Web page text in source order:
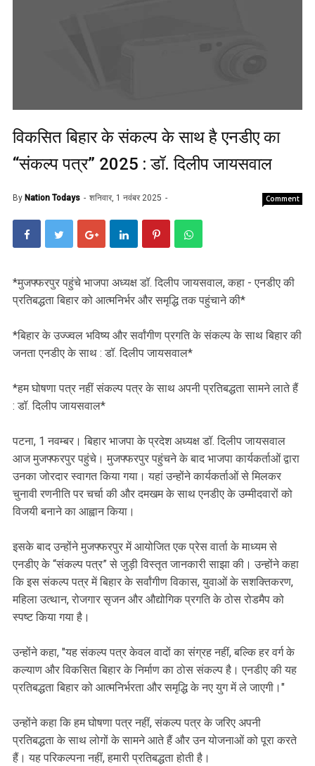
विकसित बिहार के संकल्प के साथ है एनडीए का
“संकल्प पत्र” 2025 : डॉ. दिलीप जायसवाल
By Nation Todays शनिवार, 1 नवंबर 2025 Comment
‎*मुजफ्फरपुर पहुंचे भाजपा अध्यक्ष डॉ. दिलीप जायसवाल, कहा - एनडीए की
प्रतिबद्धता बिहार को आत्मनिर्भर और समृद्धि तक पहुंचाने की*
‎*बिहार के उज्ज्वल भविष्य और सर्वांगीण प्रगति के संकल्प के साथ बिहार की
जनता एनडीए के साथ : डॉ. दिलीप जायसवाल*
‎*हम घोषणा पत्र नहीं संकल्प पत्र के साथ अपनी प्रतिबद्धता सामने लाते हैं
: डॉ. दिलीप जायसवाल*
‎पटना, 1 नवम्बर। बिहार भाजपा के प्रदेश अध्यक्ष डॉ. दिलीप जायसवाल
आज मुजफ्फरपुर पहुंचे। मुजफ्फरपुर पहुंचने के बाद भाजपा कार्यकर्ताओं द्वारा
उनका जोरदार स्वागत किया गया। यहां उन्होंने कार्यकर्ताओं से मिलकर
चुनावी रणनीति पर चर्चा की और दमखम के साथ एनडीए के उम्मीदवारों को
विजयी बनाने का आह्वान किया।
‎इसके बाद उन्होंने मुजफ्फरपुर में आयोजित एक प्रेस वार्ता के माध्यम से
एनडीए के “संकल्प पत्र” से जुड़ी विस्तृत जानकारी साझा की। उन्होंने कहा
कि इस संकल्प पत्र में बिहार के सर्वांगीण विकास, युवाओं के सशक्तिकरण,
महिला उत्थान, रोजगार सृजन और औद्योगिक प्रगति के ठोस रोडमैप को
स्पष्ट किया गया है।
‎उन्होंने कहा, "यह संकल्प पत्र केवल वादों का संग्रह नहीं, बल्कि हर वर्ग के
कल्याण और विकसित बिहार के निर्माण का ठोस संकल्प है। एनडीए की यह
प्रतिबद्धता बिहार को आत्मनिर्भरता और समृद्धि के नए युग में ले जाएगी।"
‎उन्होंने कहा कि हम घोषणा पत्र नहीं, संकल्प पत्र के जरिए अपनी
प्रतिबद्धता के साथ लोगों के सामने आते हैं और उन योजनाओं को पूरा करते
हैं। यह परिकल्पना नहीं, हमारी प्रतिबद्धता होती है।